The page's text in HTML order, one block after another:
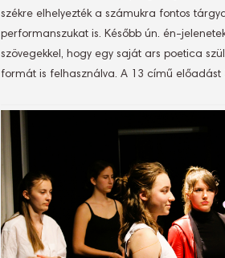
székre elhelyezték a számukra fontos
performanszukat is. Később ún. én-
szövegekkel, hogy egy saját ars poetica
formát is felhasználva. A 13 című